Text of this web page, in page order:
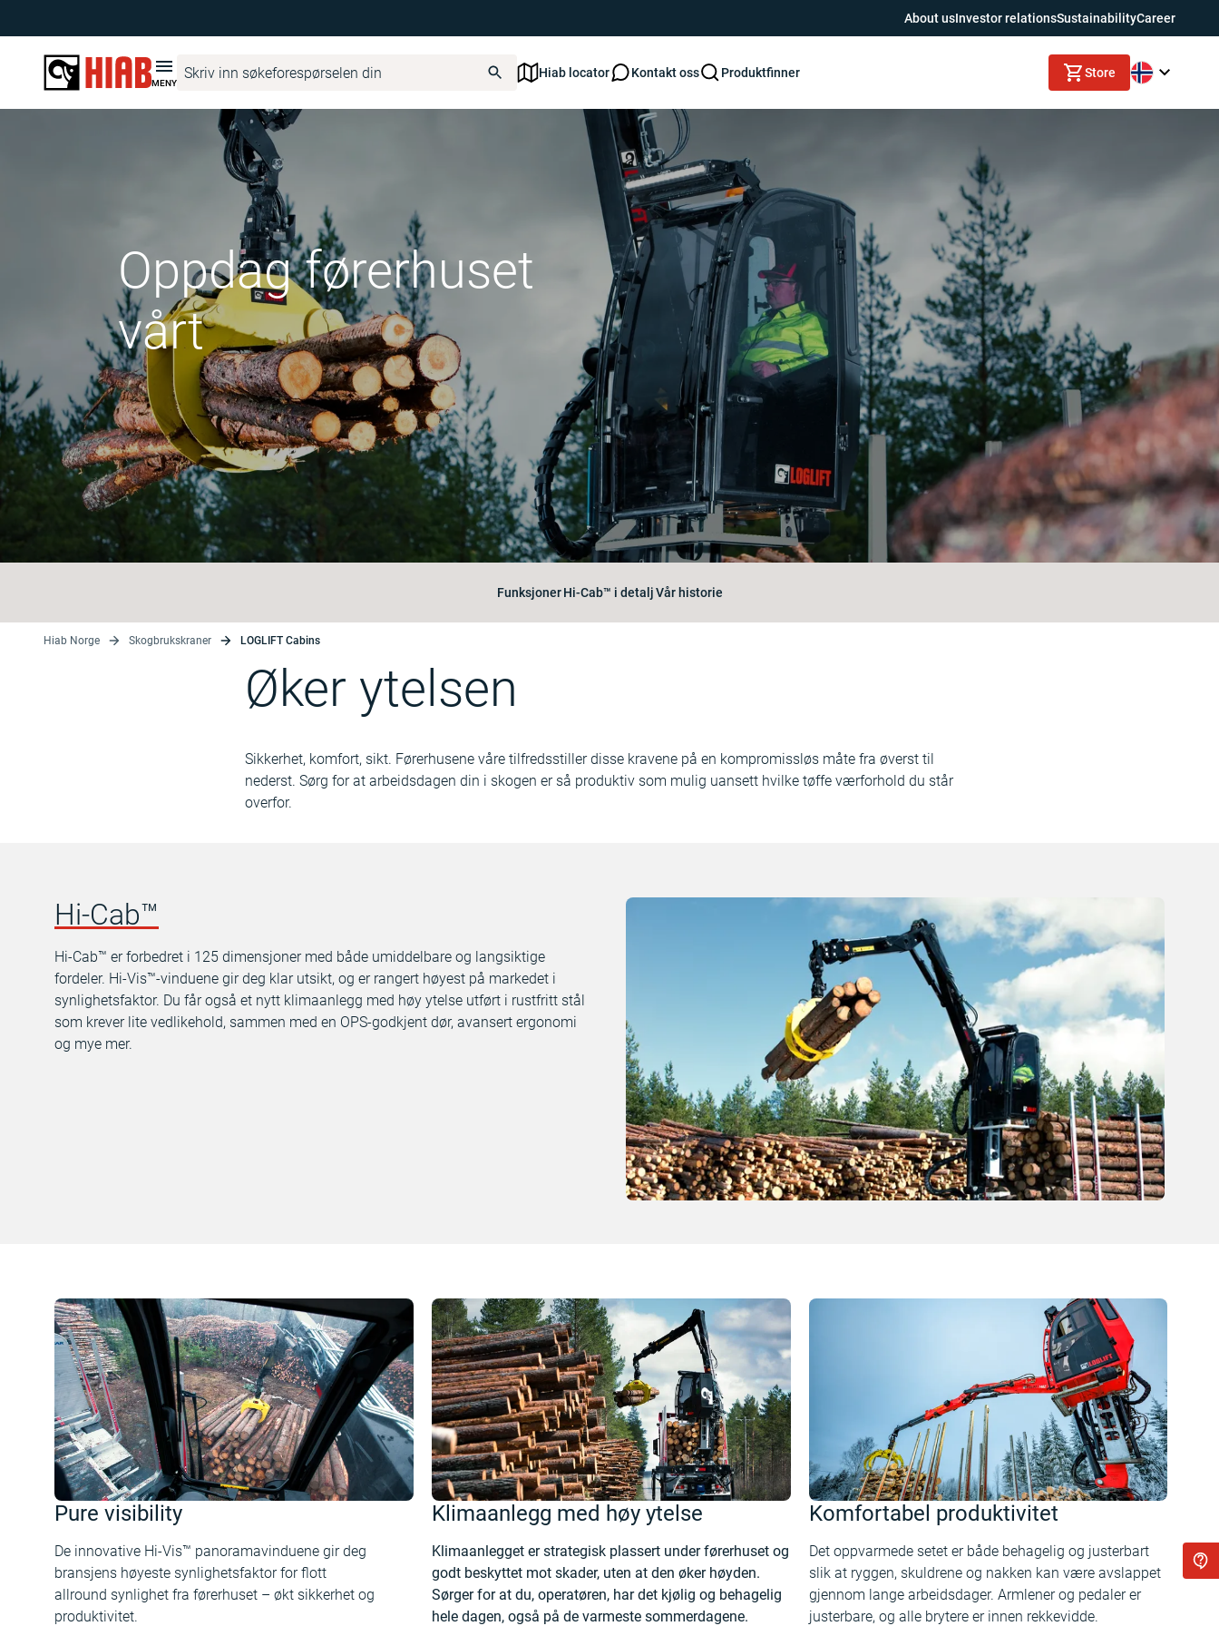
About usInvestor relationsSustainabilityCareer
MENY
Hiab locator Kontakt oss Produktfinner Store
Oppdag førerhuset
vårt
Funksjoner Hi-Cab™ i detaljVår historie
Hiab Norge Skogbrukskraner LOGLIFT Cabins
Øker ytelsen
Sikkerhet, komfort, sikt. Førerhusene våre tilfredsstiller disse kravene på en kompromissløs måte fra øverst til
nederst. Sørg for at arbeidsdagen din i skogen er så produktiv som mulig uansett hvilke tøffe værforhold du står
overfor.
Hi-Cab™
Hi-Cab™ er forbedret i 125 dimensjoner med både umiddelbare og langsiktige
fordeler. Hi-Vis™-vinduene gir deg klar utsikt, og er rangert høyest på markedet i
synlighetsfaktor. Du får også et nytt klimaanlegg med høy ytelse utført i rustfritt stål
som krever lite vedlikehold, sammen med en OPS-godkjent dør, avansert ergonomi
og mye mer.
Pure visibility
De innovative Hi-Vis™ panoramavinduene gir deg
bransjens høyeste synlighetsfaktor for flott
allround synlighet fra førerhuset – økt sikkerhet og
produktivitet.
Klimaanlegg med høy ytelse
Klimaanlegget er strategisk plassert under førerhuset og
godt beskyttet mot skader, uten at den øker høyden.
Sørger for at du, operatøren, har det kjølig og behagelig
hele dagen, også på de varmeste sommerdagene.
Komfortabel produktivitet
Det oppvarmede setet er både behagelig og justerbart
slik at ryggen, skuldrene og nakken kan være avslappet
gjennom lange arbeidsdager. Armlener og pedaler er
justerbare, og alle brytere er innen rekkevidde.